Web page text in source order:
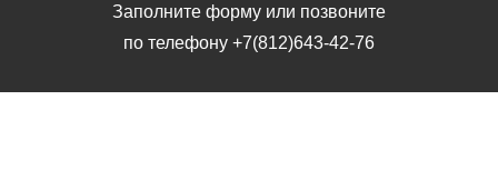
Заполните форму или позвоните
по телефону +7(812)643-42-76